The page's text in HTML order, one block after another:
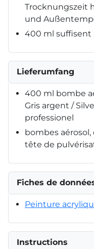
Trocknungszeit
und
400 ml suffisent
Lieferumfang
400 ml bombe
Gris argent /
professionel
bombes
tête de
Fiches de
Peinture
Instructions